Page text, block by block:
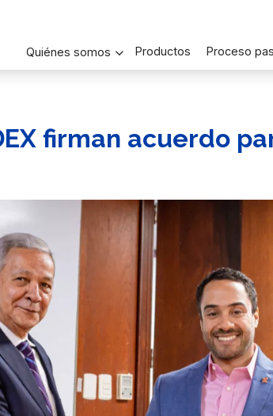
Quiénes somos Productos Proceso
firman acuerdo